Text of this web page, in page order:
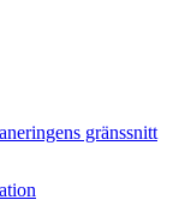
gränssnitt